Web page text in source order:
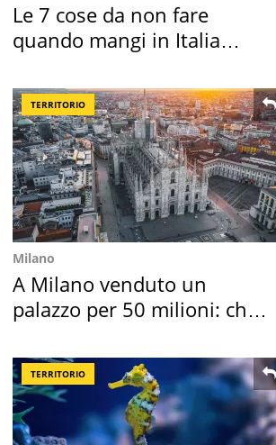
Le 7 cose da non fare
quando mangi in Italia
TERRITORIO
Milano
A Milano venduto un
palazzo per 50 milioni: chi
TERRITORIO